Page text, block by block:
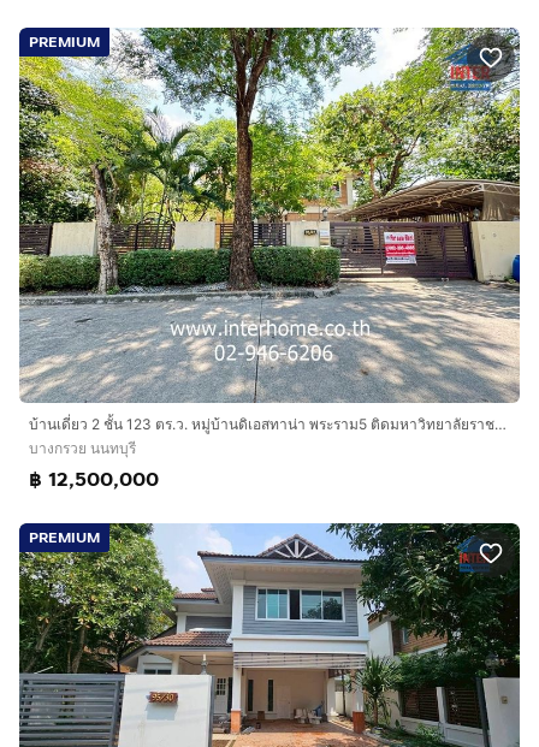
PREMIUM
บ้านเดี่ยว 2 ชั้น 123 ตร.ว. หมู่บ้านดิเอสทาน่า พระราม5 ติดมหาวิทยาลัยราชพฤกษ์ ถนนพระราม5-นครอินทร์ ถนนราชพฤกษ์ บางกรวย นนทบุรี
บางกรวย นนทบุรี
฿ 12,500,000
PREMIUM